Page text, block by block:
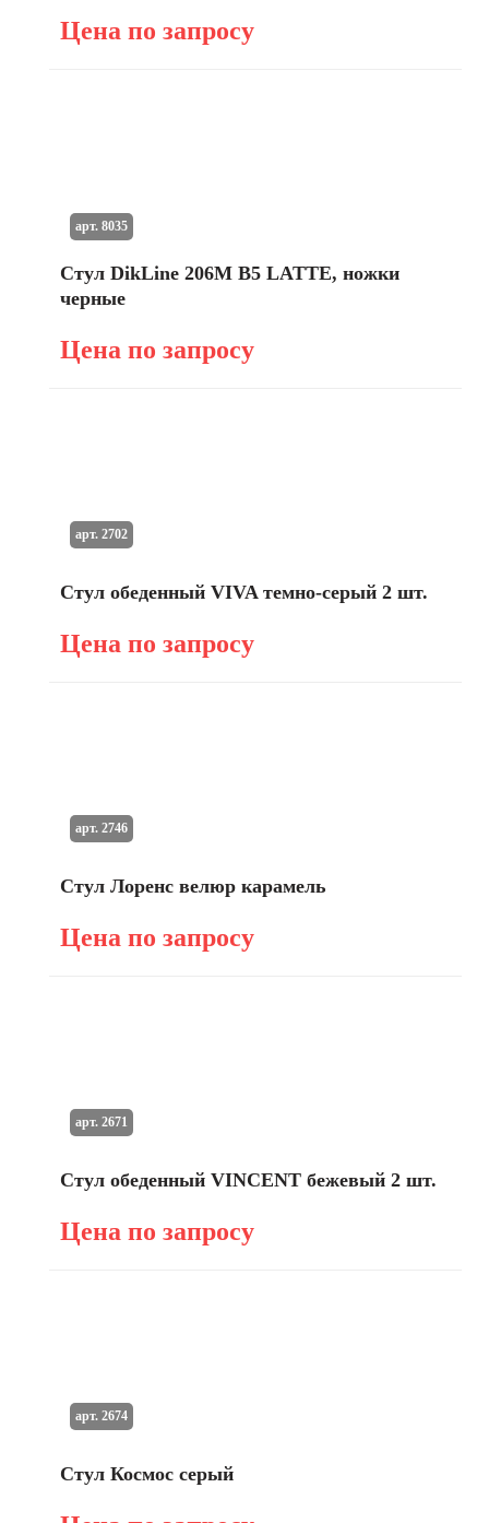
Цена по запросу
Стул DikLine 206М B5 LATTE, ножки
черные
Цена по запросу
арт. 8035
Стул обеденный VIVA темно-серый 2 шт.
Цена по запросу
арт. 2702
Стул Лоренс велюр карамель
Цена по запросу
арт. 2746
Стул обеденный VINCENT бежевый 2 шт.
Цена по запросу
арт. 2671
Стул Космос серый
арт. 2674